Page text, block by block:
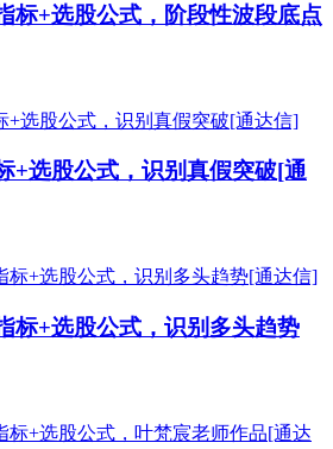
标+选股公式，阶段性波段底点
+选股公式，识别真假突破[通
标+选股公式，识别多头趋势